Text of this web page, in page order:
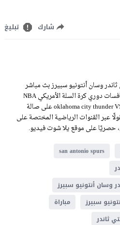
شارك تبليغ
وسان أنتونيو سبيرز بث مباشر
اليوم الأحد 31-5-2026 ضمن منافسات دوري كرة السلة الأمريكي NBA
oklahoma city thunder VS san antonio spurs Live Stream على صالة
عبر القنوات الرياضية المختصة على
san antonio spurs
وسان أنتونيو سبيرز
سبيرز
مباراة
ثاندر